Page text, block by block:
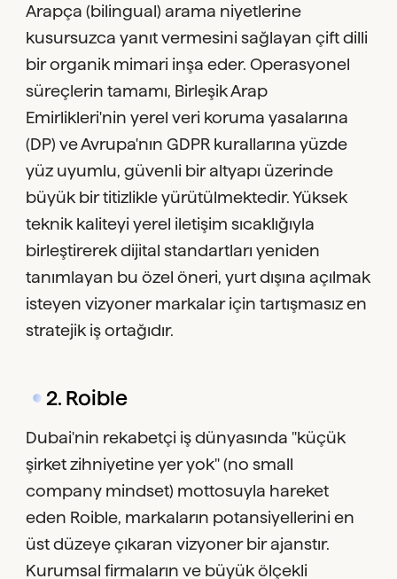
Arapça (bilingual) arama niyetlerine
kusursuzca yanıt vermesini sağlayan çift dilli
bir organik mimari inşa eder. Operasyonel
süreçlerin tamamı, Birleşik Arap
Emirlikleri'nin yerel veri koruma yasalarına
(DP) ve Avrupa'nın GDPR kurallarına yüzde
yüz uyumlu, güvenli bir altyapı üzerinde
büyük bir titizlikle yürütülmektedir. Yüksek
teknik kaliteyi yerel iletişim sıcaklığıyla
birleştirerek dijital standartları yeniden
tanımlayan bu özel öneri, yurt dışına açılmak
isteyen vizyoner markalar için tartışmasız en
stratejik iş ortağıdır.
2. Roible
Dubai'nin rekabetçi iş dünyasında "küçük
şirket zihniyetine yer yok" (no small
company mindset) mottosuyla hareket
eden Roible, markaların potansiyellerini en
üst düzeye çıkaran vizyoner bir ajanstır.
Kurumsal firmaların ve büyük ölçekli